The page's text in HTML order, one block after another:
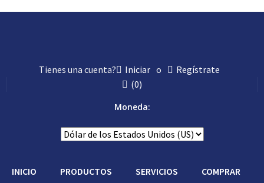
Tienes una cuenta? Iniciar o
Regístrate
(0)
Moneda:
INICIO PRODUCTOS SERVICIOS COMPRAR